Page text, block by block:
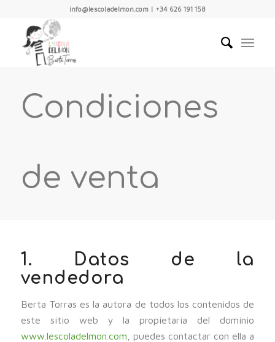
info@lescoladelmon.com | +34 626 191 158
Condiciones
de venta
1. Datos de la
vendedora
Berta Torras es la autora de todos los contenidos de
este sitio web y la propietaria del dominio
www.lescoladelmon.com , puedes contactar con ella a